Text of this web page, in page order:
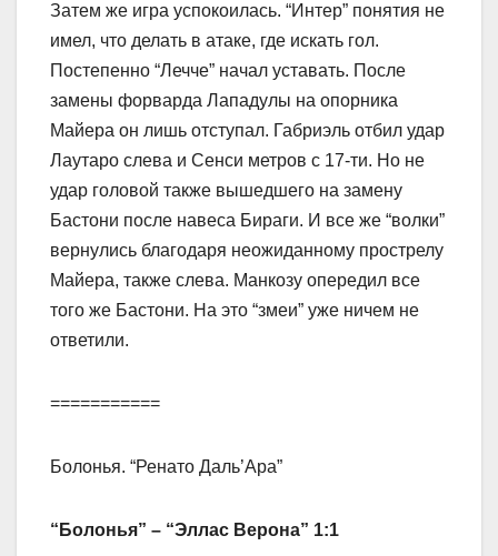
Затем же игра успокоилась. “Интер” понятия не
имел, что делать в атаке, где искать гол.
Постепенно “Лечче” начал уставать. После
замены форварда Лападулы на опорника
Майера он лишь отступал. Габриэль отбил удар
Лаутаро слева и Сенси метров с 17-ти. Но не
удар головой также вышедшего на замену
Бастони после навеса Бираги. И все же “волки”
вернулись благодаря неожиданному прострелу
Майера, также слева. Манкозу опередил все
того же Бастони. На это “змеи” уже ничем не
ответили.
===========
Болонья. “Ренато Даль’Ара”
“Болонья” – “Эллас Верона” 1:1